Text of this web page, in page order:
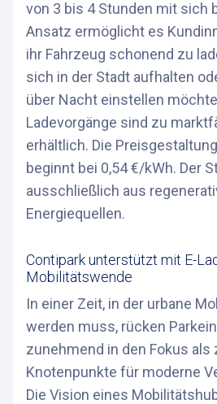
von 3 bis 4 Stunden mit sich
Ansatz ermöglicht es
ihr Fahrzeug schonend zu
sich in der Stadt aufhalten
über Nacht einstellen
Ladevorgänge sind zu
erhältlich. Die
beginnt bei 0,54 €/kWh. Der
ausschließlich aus
Energiequellen.
Contipark unterstützt mit E-
Mobilitätswende
In einer Zeit, in der urbane
werden muss, rücken
zunehmend in den Fokus als
Knotenpunkte für moderne
Die Vision eines